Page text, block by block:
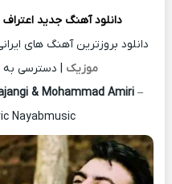
دانلود آهنگ جدید
دانلود بروزترین آهنگ های
موزیک | دسترسی به
& Mohammad Amiri –
Nayabmusic